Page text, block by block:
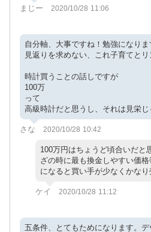
まじー 2020/10/28 11:06
自分軸、大事ですね！勉強になりま
見返りを求めない、これ子育てとリ
時計買うことの話しですが
100万
って
高級時計だと思うし、それは見栄じ
さな 2020/10/28 10:42
100万円はちょうど頃合いだと
ざの時に最も換金しやすい価
になると買い手が少なくかなり
ケイ 2020/10/28 11:12
五条件、とてもためになります。